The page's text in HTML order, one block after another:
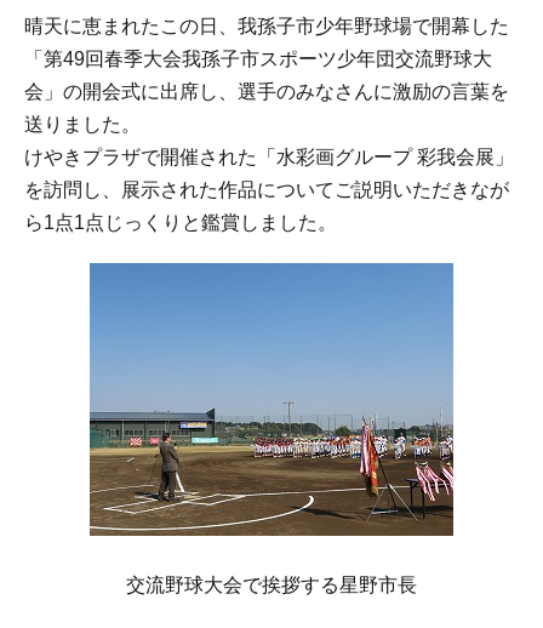
晴天に恵まれたこの日、我孫子市少年野球場で開幕した
「第49回春季大会我孫子市スポーツ少年団交流野球大
会」の開会式に出席し、選手のみなさんに激励の言葉を
送りました。
けやきプラザで開催された「水彩画グループ 彩我会展」
を訪問し、展示された作品についてご説明いただきなが
ら1点1点じっくりと鑑賞しました。
交流野球大会で挨拶する星野市長